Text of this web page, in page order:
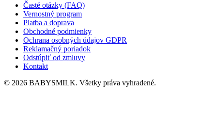
Časté otázky (FAQ)
Vernostný program
Platba a doprava
Obchodné podmienky
Ochrana osobných údajov GDPR
Reklamačný poriadok
Odstúpiť od zmluvy
Kontakt
© 2026 BABYSMILK. Všetky práva vyhradené.